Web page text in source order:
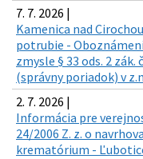
7. 7. 2026 |
Kamenica nad
potrubie -
zmysle § 33 ods. 2
(správny poriadok) v
2. 7. 2026 |
Informácia pre
24/2006 Z. z. o
krematórium -